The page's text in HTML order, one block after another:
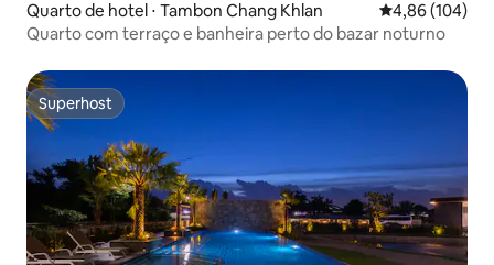
Quarto de hotel ⋅ Tambon Chang Khlan 4,86 de uma
4,86 (104)
Quarto com terraço e banheira perto do bazar noturno
Superhost
Superhost